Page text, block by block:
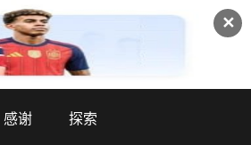
✕
感谢 探索